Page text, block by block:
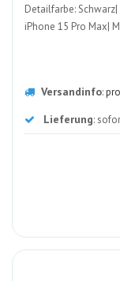
Detailfarbe:
iPhone 15 Pro Max|
Versandinfo:
Lieferung: